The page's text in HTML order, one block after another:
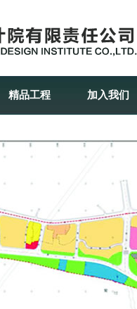
精品工程 加入我们